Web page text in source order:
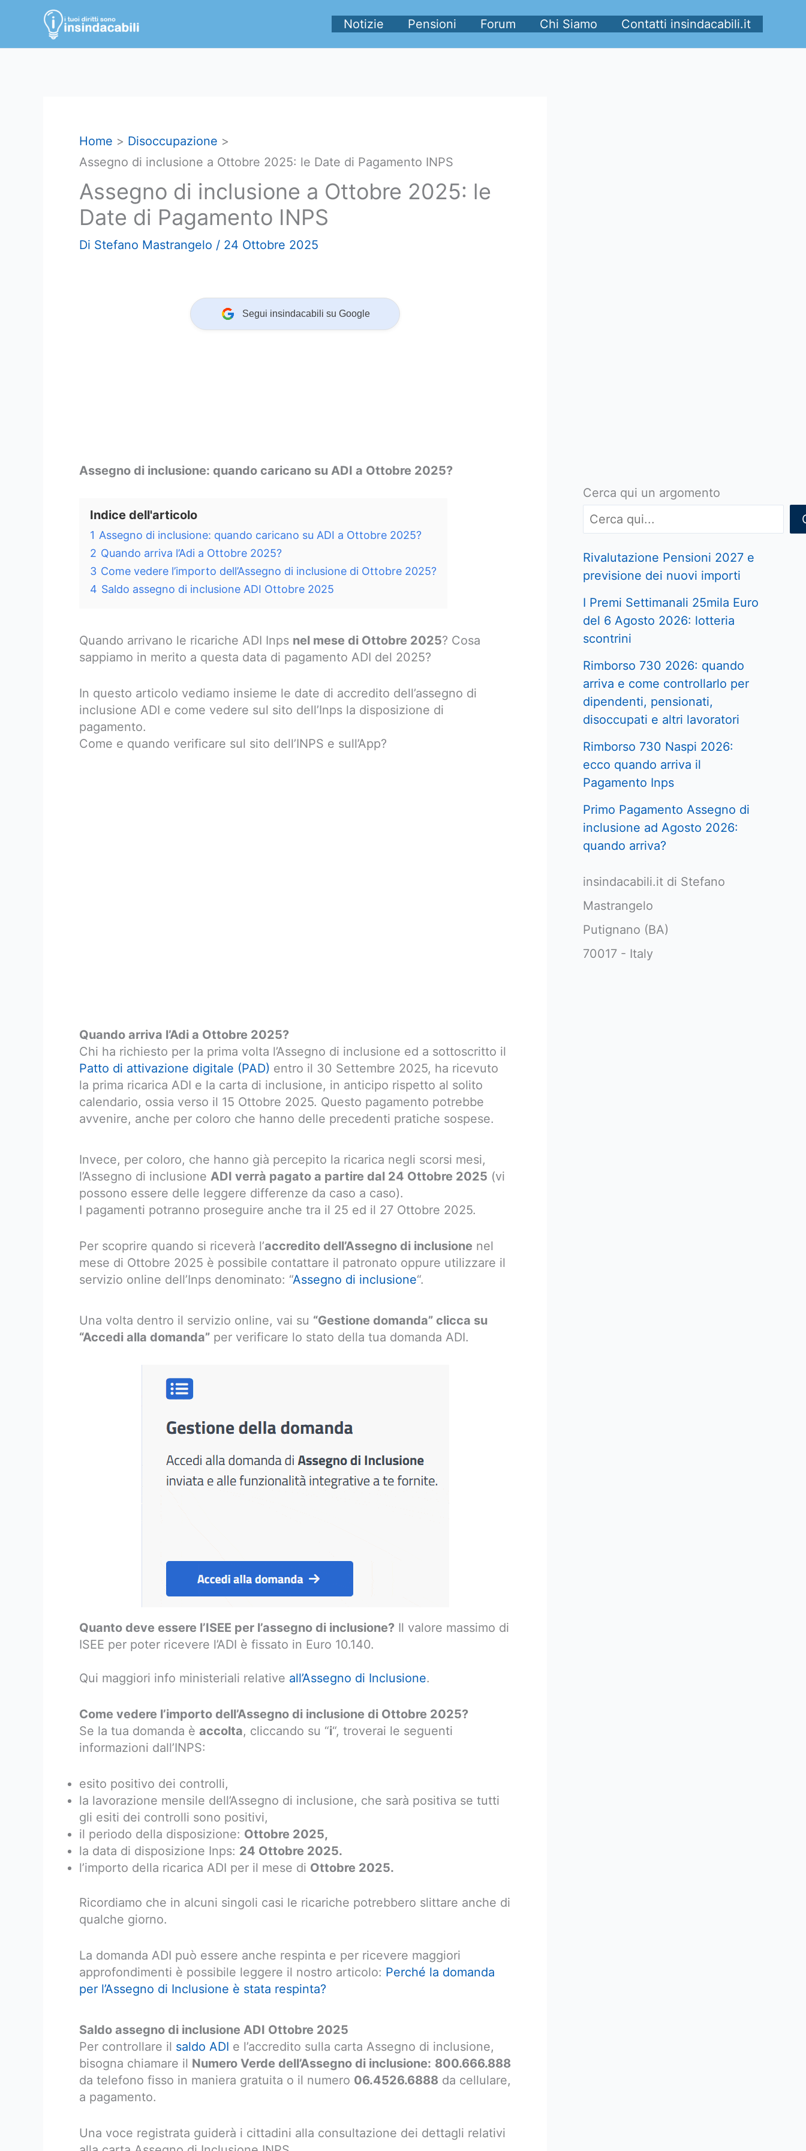
contenuto
Notizie Pensioni Forum Chi Siamo Contatti insindacabili.it
Home
Disoccupazione
Assegno di inclusione a Ottobre 2025: le Date di Pagamento INPS
Assegno di inclusione a Ottobre 2025: le
Date di Pagamento INPS
Di Stefano Mastrangelo / 24 Ottobre 2025
Segui insindacabili su Google
Assegno di inclusione: quando caricano su ADI a Ottobre 2025?
Indice dell'articolo
1 Assegno di inclusione: quando caricano su ADI a Ottobre 2025?
2 Quando arriva l’Adi a Ottobre 2025?
3 Come vedere l’importo dell’Assegno di inclusione di Ottobre 2025?
4 Saldo assegno di inclusione ADI Ottobre 2025
Quando arrivano le ricariche ADI Inps nel mese di Ottobre 2025? Cosa
sappiamo in merito a questa data di pagamento ADI del 2025?
In questo articolo vediamo insieme le date di accredito dell’assegno di
inclusione ADI e come vedere sul sito dell’Inps la disposizione di
pagamento.
Come e quando verificare sul sito dell’INPS e sull’App?
Quando arriva l’Adi a Ottobre 2025?
Chi ha richiesto per la prima volta l’Assegno di inclusione ed a sottoscritto il
Patto di attivazione digitale (PAD) entro il 30 Settembre 2025, ha ricevuto
la prima ricarica ADI e la carta di inclusione, in anticipo rispetto al solito
calendario, ossia verso il 15 Ottobre 2025. Questo pagamento potrebbe
avvenire, anche per coloro che hanno delle precedenti pratiche sospese.
Invece, per coloro, che hanno già percepito la ricarica negli scorsi mesi,
l’Assegno di inclusione ADI verrà pagato a partire dal 24 Ottobre 2025 (vi
possono essere delle leggere differenze da caso a caso).
I pagamenti potranno proseguire anche tra il 25 ed il 27 Ottobre 2025.
Per scoprire quando si riceverà l’accredito dell’Assegno di inclusione nel
mese di Ottobre 2025 è possibile contattare il patronato oppure utilizzare il
servizio online dell’Inps denominato: “Assegno di inclusione“.
Una volta dentro il servizio online, vai su “Gestione domanda” clicca su
“Accedi alla domanda” per verificare lo stato della tua domanda ADI.
Quanto deve essere l’ISEE per l’assegno di inclusione? Il valore massimo di
ISEE per poter ricevere l’ADI è fissato in Euro 10.140.
Qui maggiori info ministeriali relative all’Assegno di Inclusione.
Come vedere l’importo dell’Assegno di inclusione di Ottobre 2025?
Se la tua domanda è accolta, cliccando su “i“, troverai le seguenti
informazioni dall’INPS:
esito positivo dei controlli,
la lavorazione mensile dell’Assegno di inclusione, che sarà positiva se tutti
gli esiti dei controlli sono positivi,
il periodo della disposizione: Ottobre 2025,
la data di disposizione Inps: 24 Ottobre 2025.
l’importo della ricarica ADI per il mese di Ottobre 2025.
Ricordiamo che in alcuni singoli casi le ricariche potrebbero slittare anche di
qualche giorno.
La domanda ADI può essere anche respinta e per ricevere maggiori
approfondimenti è possibile leggere il nostro articolo: Perché la domanda
per l’Assegno di Inclusione è stata respinta?
Saldo assegno di inclusione ADI Ottobre 2025
Per controllare il saldo ADI e l’accredito sulla carta Assegno di inclusione,
bisogna chiamare il Numero Verde dell’Assegno di inclusione: 800.666.888
da telefono fisso in maniera gratuita o il numero 06.4526.6888 da cellulare,
a pagamento.
Una voce registrata guiderà i cittadini alla consultazione dei dettagli relativi
Cerca qui un argomento
Rivalutazione Pensioni 2027 e
previsione dei nuovi importi
I Premi Settimanali 25mila Euro
del 6 Agosto 2026: lotteria
scontrini
Rimborso 730 2026: quando
arriva e come controllarlo per
dipendenti, pensionati,
disoccupati e altri lavoratori
Rimborso 730 Naspi 2026:
ecco quando arriva il
Pagamento Inps
Primo Pagamento Assegno di
inclusione ad Agosto 2026:
quando arriva?
insindacabili.it di Stefano
Mastrangelo
Putignano (BA)
70017 - Italy